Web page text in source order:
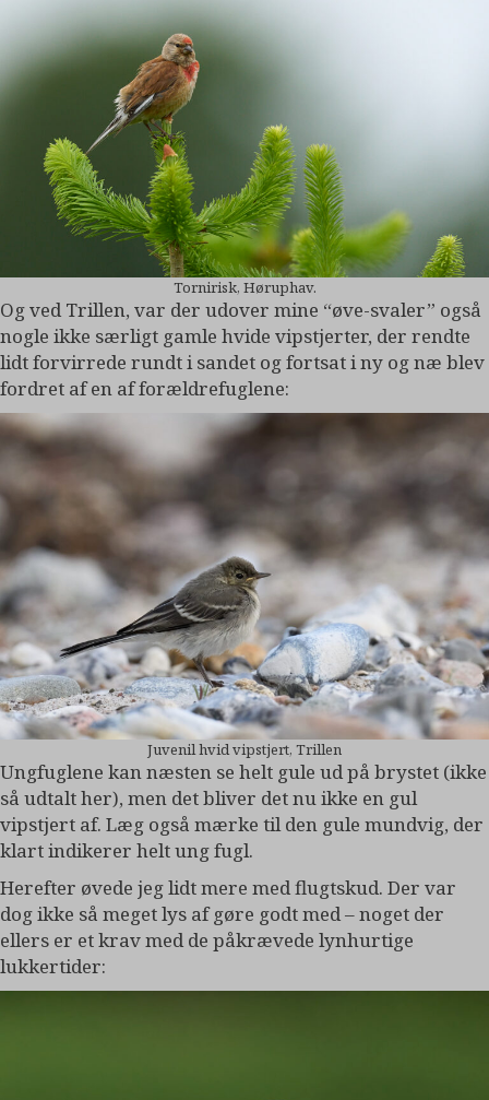
Tornirisk, Høruphav.
Og ved Trillen, var der udover mine “øve-svaler” også
nogle ikke særligt gamle hvide vipstjerter, der rendte
lidt forvirrede rundt i sandet og fortsat i ny og næ blev
fordret af en af forældrefuglene:
Juvenil hvid vipstjert, Trillen
Ungfuglene kan næsten se helt gule ud på brystet (ikke
så udtalt her), men det bliver det nu ikke en gul
vipstjert af. Læg også mærke til den gule mundvig, der
klart indikerer helt ung fugl.
Herefter øvede jeg lidt mere med flugtskud. Der var
dog ikke så meget lys af gøre godt med – noget der
ellers er et krav med de påkrævede lynhurtige
lukkertider: